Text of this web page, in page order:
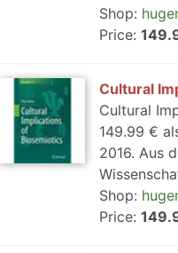
Shop:
Price:
Cultural
Cultural
149.99 €
2016. Aus
Shop:
Price: